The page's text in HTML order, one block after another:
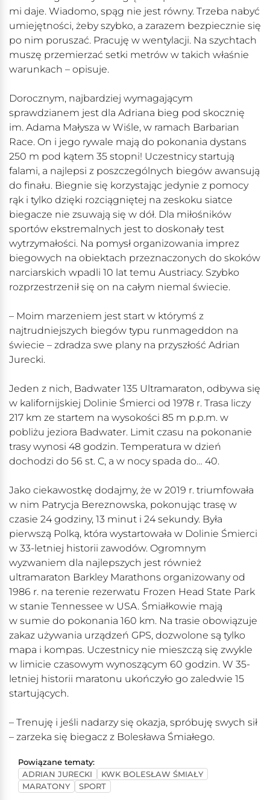
mi daje. Wiadomo, spąg nie jest równy. Trzeba nabyć
umiejętności, żeby szybko, a zarazem bezpiecznie się
po nim poruszać. Pracuję w wentylacji. Na szychtach
muszę przemierzać setki metrów w takich właśnie
warunkach – opisuje.
Dorocznym, najbardziej wymagającym
sprawdzianem jest dla Adriana bieg pod skocznię
im. Adama Małysza w Wiśle, w ramach Barbarian
Race. On i jego rywale mają do pokonania dystans
250 m pod kątem 35 stopni! Uczestnicy startują
falami, a najlepsi z poszczególnych biegów awansują
do finału. Biegnie się korzystając jedynie z pomocy
rąk i tylko dzięki rozciągniętej na zeskoku siatce
biegacze nie zsuwają się w dół. Dla miłośników
sportów ekstremalnych jest to doskonały test
wytrzymałości. Na pomysł organizowania imprez
biegowych na obiektach przeznaczonych do skoków
narciarskich wpadli 10 lat temu Austriacy. Szybko
rozprzestrzenił się on na całym niemal świecie.
– Moim marzeniem jest start w którymś z
najtrudniejszych biegów typu runmageddon na
świecie – zdradza swe plany na przyszłość Adrian
Jurecki.
Jeden z nich, Badwater 135 Ultramaraton, odbywa się
w kalifornijskiej Dolinie Śmierci od 1978 r. Trasa liczy
217 km ze startem na wysokości 85 m p.p.m. w
pobliżu jeziora Badwater. Limit czasu na pokonanie
trasy wynosi 48 godzin. Temperatura w dzień
dochodzi do 56 st. C, a w nocy spada do… 40.
Jako ciekawostkę dodajmy, że w 2019 r. triumfowała
w nim Patrycja Bereznowska, pokonując trasę w
czasie 24 godziny, 13 minut i 24 sekundy. Była
pierwszą Polką, która wystartowała w Dolinie Śmierci
w 33-letniej historii zawodów. Ogromnym
wyzwaniem dla najlepszych jest również
ultramaraton Barkley Marathons organizowany od
1986 r. na terenie rezerwatu Frozen Head State Park
w stanie Tennessee w USA. Śmiałkowie mają
w sumie do pokonania 160 km. Na trasie obowiązuje
zakaz używania urządzeń GPS, dozwolone są tylko
mapa i kompas. Uczestnicy nie mieszczą się zwykle
w limicie czasowym wynoszącym 60 godzin. W 35-
letniej historii maratonu ukończyło go zaledwie 15
startujących.
– Trenuję i jeśli nadarzy się okazja, spróbuję swych sił
– zarzeka się biegacz z Bolesława Śmiałego.
Powiązane tematy:
ADRIAN JURECKI
KWK BOLESŁAW ŚMIAŁY
MARATONY
SPORT